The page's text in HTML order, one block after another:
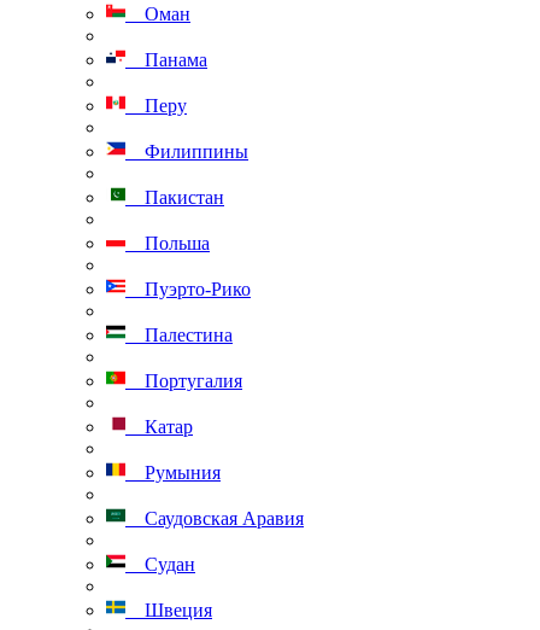
Оман
Панама
Перу
Филиппины
Пакистан
Польша
Пуэрто-Рико
Палестина
Португалия
Катар
Румыния
Саудовская Аравия
Судан
Швеция